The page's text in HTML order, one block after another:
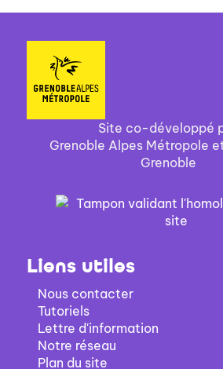
Site co-développé
Grenoble Alpes Métropole
Grenoble
Liens utiles
Nous contacter
Tutoriels
Lettre d'information
Notre réseau
Plan du site